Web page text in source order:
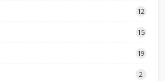
12
15
19
2